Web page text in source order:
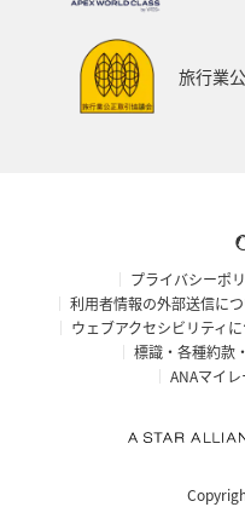
旅行業
プライバシーポ
利用者情報の外部送信に
ウェブアクセシビリティ
標識・各種約款
ANAマイ